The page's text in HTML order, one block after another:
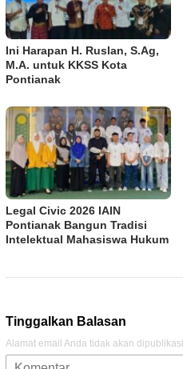
Ini Harapan H. Ruslan, S.Ag,
M.A. untuk KKSS Kota
Pontianak
Legal Civic 2026 IAIN
Pontianak Bangun Tradisi
Intelektual Mahasiswa Hukum
Tinggalkan Balasan
Alamat email Anda tidak akan